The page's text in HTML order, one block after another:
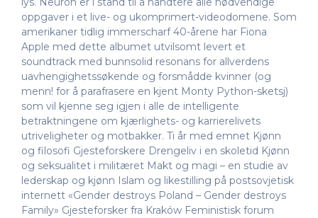
oppgaver i et live- og ukomprimert-videodomene. Som
amerikaner tidlig immerscharf 40-årene har Fiona
Apple med dette albumet utvilsomt levert et
soundtrack med bunnsolid resonans for allverdens
uavhengighetssøkende og forsmådde kvinner (og
menn! for å parafrasere en kjent Monty Python-sketsj)
som vil kjenne seg igjen i alle de intelligente
betraktningene om kjærlighets- og karrierelivets
utriveligheter og motbakker. Ti år med emnet Kjønn
og filosofi Gjesteforskere Drengeliv i en skoletid Kjønn
og seksualitet i militæret Makt og magi – en studie av
lederskap og kjønn Islam og likestilling på postsovjetisk
internett «Gender destroys Poland – Gender destroys
Family» Gjesteforsker fra Kraków Feministisk forum